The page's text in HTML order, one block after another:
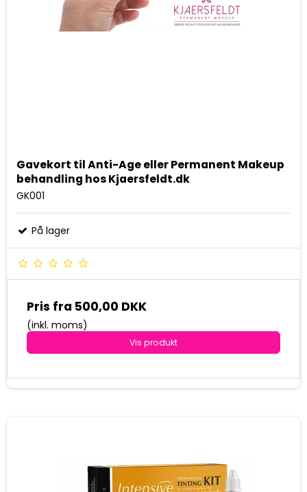
Gavekort til Anti-Age eller Permanent Makeup
behandling hos Kjaersfeldt.dk
GK001
På lager
Pris fra 500,00 DKK
(inkl. moms)
Vis produkt